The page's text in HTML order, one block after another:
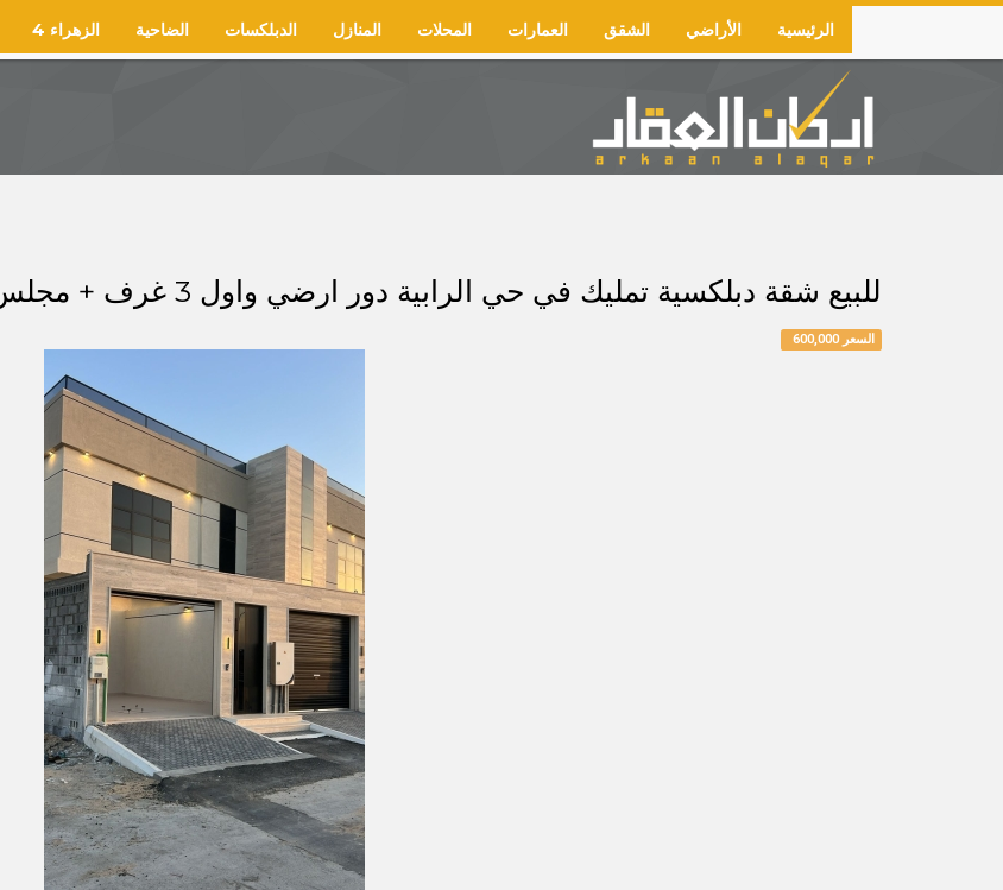
Skip
main
Main
navigation
الزهراء 4 الضاحية الدبلكسات المنازل المحلات العمارات الشقق الأراضي الرئيسية
للبيع شقة دبلكسية تمليك في حي الرابية دور ارضي واول 3 غرف + مجلس السعر 600 الف
السعر 600,000